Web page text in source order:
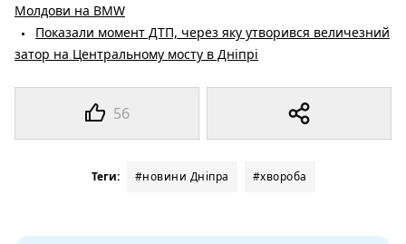
56
Молдови на BMW
Показали момент ДТП, через яку утворився величезний
затор на Центральному мосту в Дніпрі
Теги: #новини Дніпра #хвороба